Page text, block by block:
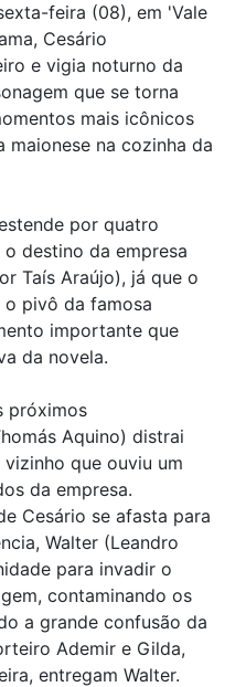
feira (08), em 'Vale
Cesário
e vigia noturno da
que se torna
mais icônicos
maionese na cozinha da
por quatro
destino da empresa
Taís Araújo), já que o
o pivô da famosa
importante que
da novela.
próximos
Aquino) distrai
que ouviu um
da empresa.
Cesário se afasta para
Walter (Leandro
para invadir o
contaminando os
a grande confusão da
Ademir e Gilda,
entregam Walter.